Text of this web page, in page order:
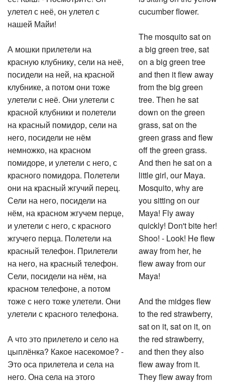
улетел с неё, он улетел с
нашей Майи!
А мошки прилетели на
красную клубнику, сели на неё,
посидели на ней, на красной
клубнике, а потом они тоже
улетели с неё. Они улетели с
красной клубники и полетели
на красный помидор, сели на
него, посидели не нём
немножко, на красном
помидоре, и улетели с него, с
красного помидора. Полетели
они на красный жгучий перец.
Сели на него, посидели на
нём, на красном жгучем перце,
и улетели с него, с красного
жгучего перца. Полетели на
красный телефон. Прилетели
на него, на красный телефон.
Сели, посидели на нём, на
красном телефоне, а потом
тоже с него тоже улетели. Они
улетели с красного телефона.
А что это прилетело и село на
цыплёнка? Какое насекомое? -
Это оса прилетела и села на
него. Она села на этого
cucumber flower.
The mosquito sat on
a big green tree, sat
on a big green tree
and then it flew away
from the big green
tree. Then he sat
down on the green
grass, sat on the
green grass and flew
off the green grass.
And then he sat on a
little girl, our Maya.
Mosquito, why are
you sitting on our
Maya! Fly away
quickly! Don't bite her!
Shoo! - Look! He flew
away from her, he
flew away from our
Maya!
And the midges flew
to the red strawberry,
sat on it, sat on it, on
the red strawberry,
and then they also
flew away from it.
They flew away from